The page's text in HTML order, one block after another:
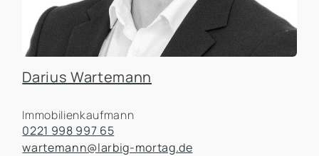
Darius Wartemann
Immobilienkaufmann
0221 998 997 65
wartemann@larbig-mortag.de